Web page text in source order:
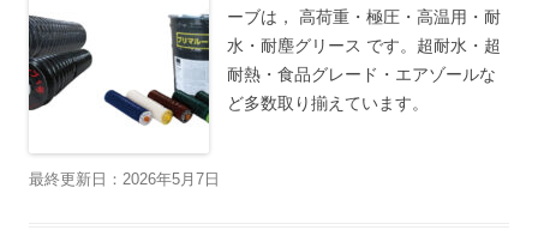
ーブは， 高荷重・極圧・高温用・耐
水・耐塵グリース です。超耐水・超
耐熱・食品グレード・エアゾールな
ど多数取り揃えています。
最終更新日：2026年5月7日